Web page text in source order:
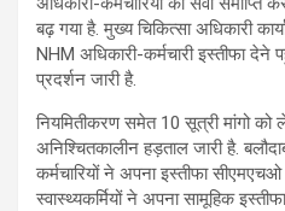
बढ़ गया है. मुख्य चिकित्सा अधिकारी
NHM अधिकारी-कर्मचारी इस्तीफा
प्रदर्शन जारी है.
नियमितीकरण समेत 10 सूत्री मांगो को
अनिश्चितकालीन हड़ताल जारी है.
कर्मचारियों ने अपना इस्तीफा
स्वास्थ्यकर्मियों ने अपना सामूहिक